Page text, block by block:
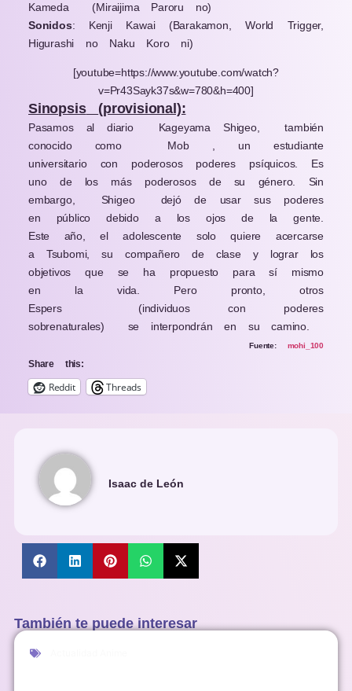
Kameda
(Miraijima Paroru no)
Sonidos: Kenji Kawai (Barakamon, World Trigger,
Higurashi no Naku Koro ni)
[youtube=https://www.youtube.com/watch?
v=Pr43Sayk37s&w=780&h=400]
Sinopsis (provisional):
Pasamos al diario Kageyama Shigeo,
también
conocido como
Mob , un estudiante
universitario con poderosos poderes psíquicos. Es
uno de los más poderosos de su género. Sin
embargo,
Shigeo
dejó de usar sus poderes
en público debido a los ojos de la gente.
Este año, el adolescente solo quiere acercarse
a Tsubomi, su compañero de clase y lograr los
objetivos que se ha propuesto para sí mismo
en la vida. Pero pronto, otros
Espers
(individuos con poderes
sobrenaturales)
se interpondrán en su camino.
Fuente: mohi_100
Share this:
Reddit Threads
Isaac de León
También te puede interesar